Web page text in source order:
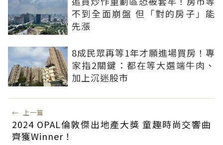
不到全面崩盤 但「對的房子」能
先漲
8成民眾再等1年才願進場買房！專
家指2關鍵：都在等大選端牛肉、
加上沉迷股市
← 上一篇
2024 OPAL倫敦傑出地產大獎 童趣時尚交響曲
齊獲Winner！